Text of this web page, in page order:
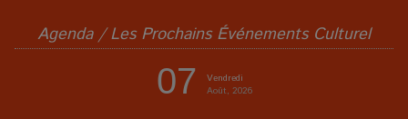
Agenda / Les Prochains Événements Culturel
07
Vendredi
Août, 2026